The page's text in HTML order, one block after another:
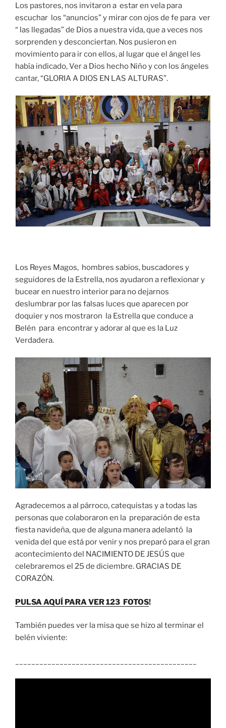
Los pastores, nos invitaron a estar en vela para
escuchar los “anuncios” y mirar con ojos de fe para ver
“ las llegadas” de Dios a nuestra vida, que a veces nos
sorprenden y desconciertan. Nos pusieron en
movimiento para ir con ellos, al lugar que el ángel les
había indicado, Ver a Dios hecho Niño y con los ángeles
cantar, “GLORIA A DIOS EN LAS ALTURAS”.
Los Reyes Magos, hombres sabios, buscadores y
seguidores de la Estrella, nos ayudaron a reflexionar y
bucear en nuestro interior para no dejarnos
deslumbrar por las falsas luces que aparecen por
doquier y nos mostraron la Estrella que conduce a
Belén para encontrar y adorar al que es la Luz
Verdadera.
Agradecemos a al párroco, catequistas y a todas las
personas que colaboraron en la preparación de esta
fiesta navideña, que de alguna manera adelantó la
venida del que está por venir y nos preparó para el gran
acontecimiento del NACIMIENTO DE JESÚS que
celebraremos el 25 de diciembre. GRACIAS DE
CORAZÓN.
PULSA AQUÍ PARA VER 123 FOTOS!
También puedes ver la misa que se hizo al terminar el
belén viviente: